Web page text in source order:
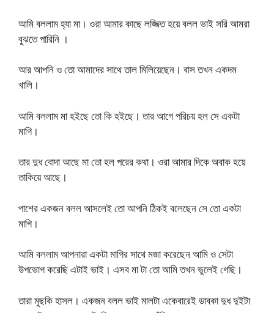
আমি বললাম হ্যা মা। ওরা আমার কাছে লজ্জিত হয়ে বলল ভাই সরি আমরা
বুঝতে পারিনি ।
আর আপনি ও তো আমাদের সাথে তাল মিলিয়েছেন। বাস তখন একদম
খালি।
আমি বললাম মা হইছে তো কি হইছে। তার আগে পরিচয় হল সে একটা
মাগি।
তার দুধ বোদা আছে মা তো হল পরের কথা। ওরা আমার দিকে অবাক হয়ে
তাকিয়ে আছে।
পাশের একজন বলল আসলেই তো আপনি ঠিকই বলেছেন সে তো একটা
মাগি।
আমি বললাম আপনারা একটা মাগির সাথে মজা করেছেন আমি ও সেটা
উপভোগ করেছি এটাই ভাই। এসব মা টা তো আমি তখন ভুলেই গেছি।
তারা মুছকি হাসল। একজন বলল ভাই মালটা একেবারেই ডাবকা দুধ দুইটা